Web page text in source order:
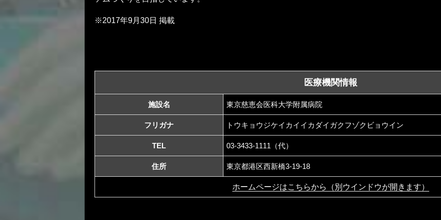
※2017年9月30日 掲載
医療機関情報
施設名 東京慈恵会医科大学附属病院
フリガナ トウキョウジケイカイイカダイガクフゾクビョウイン
TEL 03-3433-1111（代）
住所 東京都港区西新橋3-19-18
ホームページはこちらから（別ウインドウが開きます）